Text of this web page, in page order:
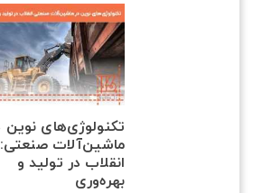
تکنولوژی‌های نوین
ماشین‌آلات صنعتی:
انقلاب در تولید و
بهره‌وری